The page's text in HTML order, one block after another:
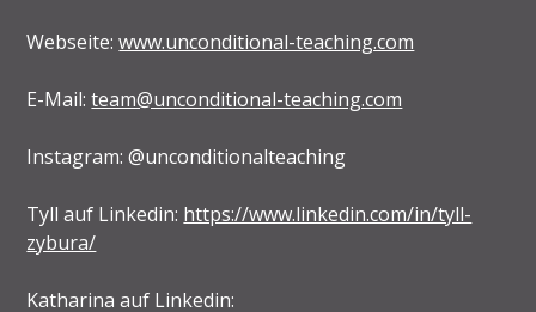
Webseite:www.unconditional-teaching.com
E-Mail:team@unconditional-teaching.com
Instagram: @unconditionalteaching
Tyll auf Linkedin: https://www.linkedin.com/in/tyll-
zybura/
Katharina auf Linkedin: